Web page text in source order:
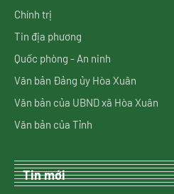
Chính trị
Tin địa phương
Quốc phòng - An ninh
Văn bản Đảng ủy Hòa Xuân
Văn bản của UBND xã Hòa Xuân
Văn bản của Tỉnh
Tin mới